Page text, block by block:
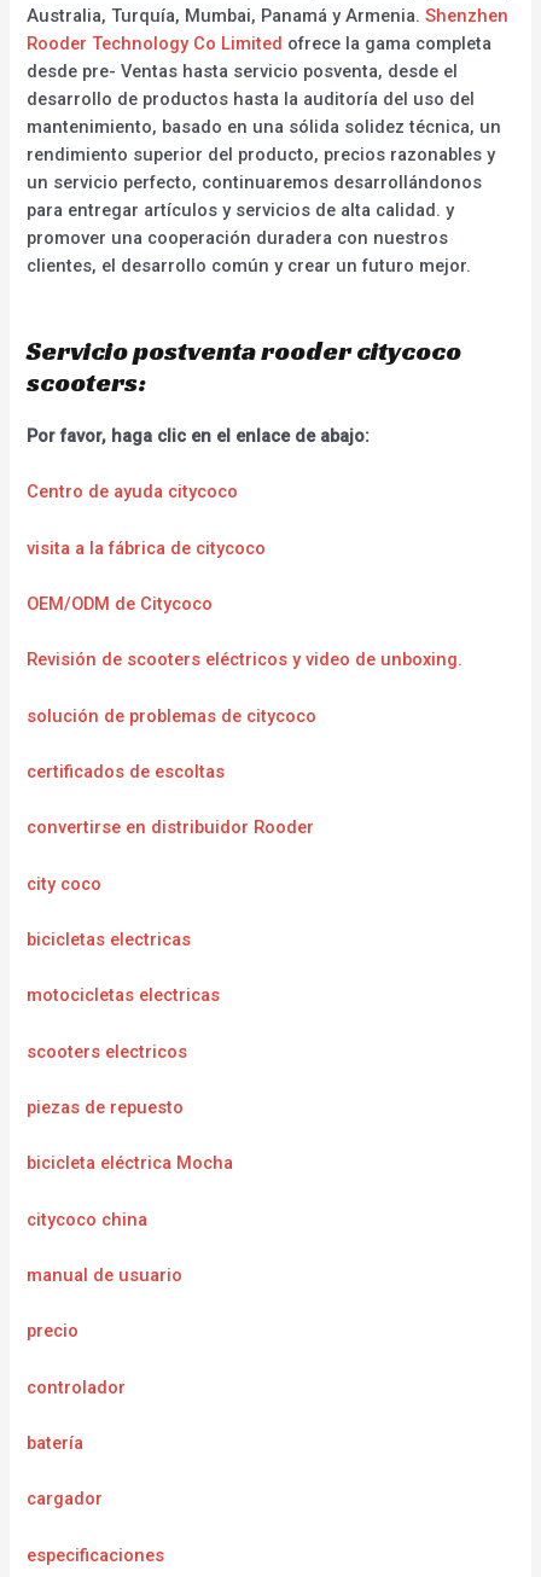
Australia, Turquía, Mumbai, Panamá y Armenia.Shenzhen
Rooder Technology Co Limited ofrece la gama completa
desde pre- Ventas hasta servicio posventa, desde el
desarrollo de productos hasta la auditoría del uso del
mantenimiento, basado en una sólida solidez técnica, un
rendimiento superior del producto, precios razonables y
un servicio perfecto, continuaremos desarrollándonos
para entregar artículos y servicios de alta calidad. y
promover una cooperación duradera con nuestros
clientes, el desarrollo común y crear un futuro mejor.
Servicio postventa rooder citycoco
scooters:
Por favor, haga clic en el enlace de abajo:
Centro de ayuda citycoco
visita a la fábrica de citycoco
OEM/ODM de Citycoco
Revisión de scooters eléctricos y video de unboxing.
solución de problemas de citycoco
certificados de escoltas
convertirse en distribuidor Rooder
city coco
bicicletas electricas
motocicletas electricas
scooters electricos
piezas de repuesto
bicicleta eléctrica Mocha
citycoco china
manual de usuario
precio
controlador
batería
cargador
especificaciones